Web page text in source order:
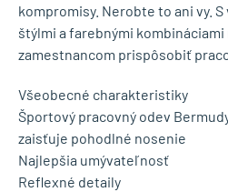
kompromisy. Nerobte to ani vy.
štýlmi a farebnými
zamestnancom prispôsobiť
Všeobecné charakteristiky
Športový pracovný odev
zaisťuje pohodlné nosenie
Najlepšia umývateľnosť
Reflexné detaily